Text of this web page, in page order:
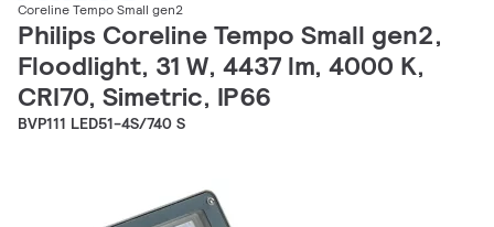
Coreline Tempo Small gen2
Philips Coreline Tempo Small gen2,
Floodlight, 31 W, 4437 lm, 4000 K,
CRI70, Simetric, IP66
BVP111 LED51-4S/740 S